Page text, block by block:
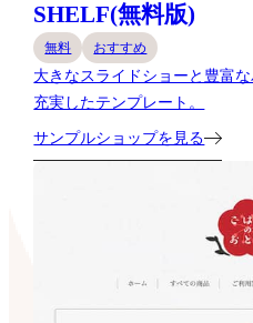
SHELF(無料版)
無料 おすすめ
大きなスライドショーと豊富
充実したテンプレート。
サンプルショップを見る